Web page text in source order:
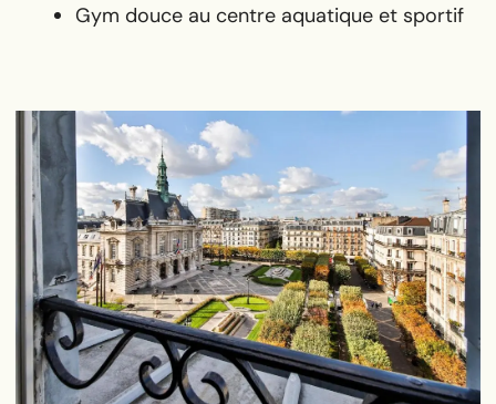
Gym douce au centre aquatique et sportif